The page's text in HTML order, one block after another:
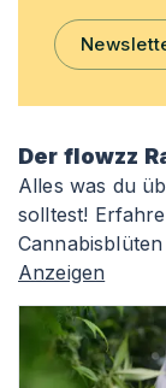
Der flowzz
Alles was du
solltest!
Anzeigen